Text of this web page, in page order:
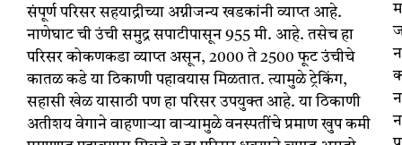
संपूर्ण परिसर सहयाद्रीच्या अग्नीजन्य खडकांनी व्याप्त आहे.
नाणेघाट ची उंची समुद्र सपाटीपासून 955 मी. आहे. तसेच हा
परिसर कोकणकडा व्याप्त असून, 2000 ते 2500 फूट उंचीचे
कातळ कडे या ठिकाणी पहावयास मिळतात. त्यामुळे ट्रेकिंग,
सहासी खेळ यासाठी पण हा परिसर उपयुक्त आहे. या ठिकाणी
अतीशय वेगाने वाहणाऱ्या वाऱ्यामुळे वनस्पतींचे प्रमाण खुप कमी